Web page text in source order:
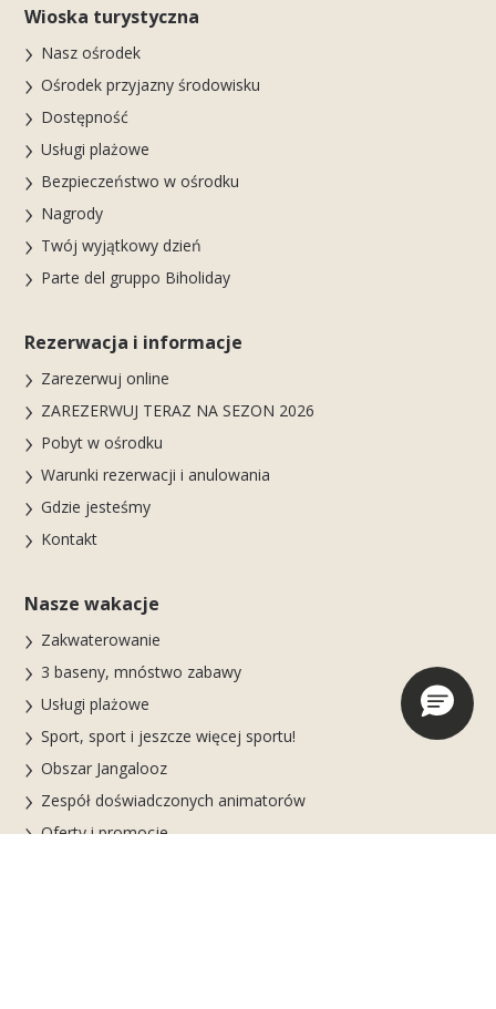
Wioska turystyczna
Nasz ośrodek
Ośrodek przyjazny środowisku
Dostępność
Usługi plażowe
Bezpieczeństwo w ośrodku
Nagrody
Twój wyjątkowy dzień
Parte del gruppo Biholiday
Rezerwacja i informacje
Zarezerwuj online
ZAREZERWUJ TERAZ NA SEZON 2026
Pobyt w ośrodku
Warunki rezerwacji i anulowania
Gdzie jesteśmy
Kontakt
Nasze wakacje
Zakwaterowanie
3 baseny, mnóstwo zabawy
Usługi plażowe
Sport, sport i jeszcze więcej sportu!
Obszar Jangalooz
Zespół doświadczonych animatorów
Oferty i promocje